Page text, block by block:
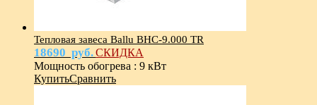
Тепловая завеса Ballu BHC-9.000 TR
18690 руб.СКИДКА
Мощность обогрева : 9 кВт
КупитьСравнить